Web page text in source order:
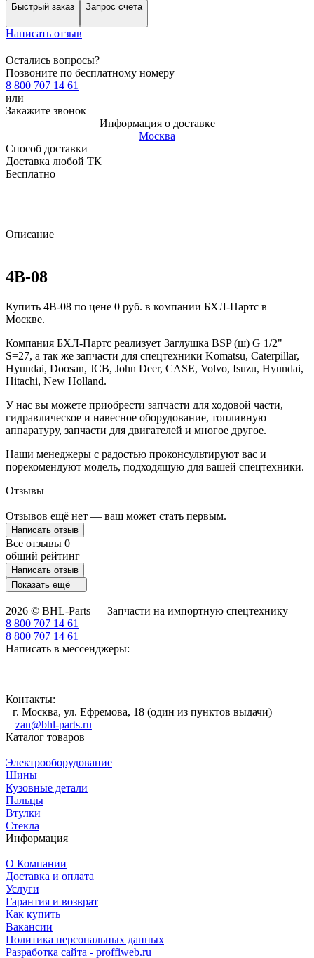
Быстрый заказ
Запрос счета
Написать отзыв
Остались вопросы?
Позвоните по бесплатному номеру
8 800 707 14 61
или
Закажите звонок
Информация о доставке
Москва
Способ доставки
Доставка любой ТК
Бесплатно
Описание
4B-08
Купить 4B-08 по цене 0 руб. в компании БХЛ-Партс в
Москве.
Компания БХЛ-Партс реализует Заглушка BSP (ш) G 1/2"
S=27, а так же запчасти для спецтехники Komatsu, Caterpillar,
Hyundai, Doosan, JCB, John Deer, CASE, Volvo, Isuzu, Hyundai,
Hitachi, New Holland.
У нас вы можете приобрести запчасти для ходовой части,
гидравлическое и навесное оборудование, топливную
аппаратуру, запчасти для двигателей и многое другое.
Наши менеджеры с радостью проконсультируют вас и
порекомендуют модель, подходящую для вашей спецтехники.
Отзывы
Отзывов ещё нет — ваш может стать первым.
Написать отзыв
Все отзывы 0
общий рейтинг
Написать отзыв
Показать ещё
2026 © BHL-Parts — Запчасти на импортную спецтехнику
8 800 707 14 61
8 800 707 14 61
Написать в мессенджеры:
Контакты:
г. Москва, ул. Ефремова, 18 (один из пунктов выдачи)
zan@bhl-parts.ru
Каталог товаров
Электрооборудование
Шины
Кузовные детали
Пальцы
Втулки
Стекла
Информация
О Компании
Доставка и оплата
Услуги
Гарантия и возврат
Как купить
Вакансии
Политика персональных данных
Разработка сайта - proffiweb.ru